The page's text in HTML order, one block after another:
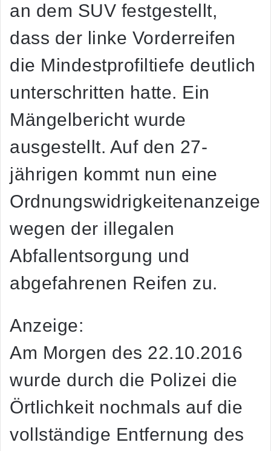
an dem SUV festgestellt,
dass der linke Vorderreifen
die Mindestprofiltiefe deutlich
unterschritten hatte. Ein
Mängelbericht wurde
ausgestellt. Auf den 27-
jährigen kommt nun eine
Ordnungswidrigkeitenanzeige
wegen der illegalen
Abfallentsorgung und
abgefahrenen Reifen zu.
Anzeige:
Am Morgen des 22.10.2016
wurde durch die Polizei die
Örtlichkeit nochmals auf die
vollständige Entfernung des